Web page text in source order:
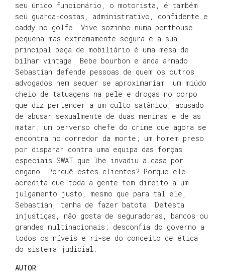
seu único funcionário, o motorista, é também
seu guarda-costas, administrativo, confidente e
caddy no golfe. Vive sozinho numa penthouse
pequena mas extremamente segura e a sua
principal peça de mobiliário é uma mesa de
bilhar vintage. Bebe bourbon e anda armado.
Sebastian defende pessoas de quem os outros
advogados nem sequer se aproximariam: um miúdo
cheio de tatuagens na pele e drogas no corpo
que diz pertencer a um culto satânico, acusado
de abusar sexualmente de duas meninas e de as
matar; um perverso chefe do crime que agora se
encontra no corredor da morte; um homem preso
por disparar contra uma equipa das forças
especiais SWAT que lhe invadiu a casa por
engano. Porquê estes clientes? Porque ele
acredita que toda a gente tem direito a um
julgamento justo, mesmo que para tal ele,
Sebastian, tenha de fazer batota. Detesta
injustiças, não gosta de seguradoras, bancos ou
grandes multinacionais; desconfia do governo a
todos os níveis e ri-se do conceito de ética
do sistema judicial.
AUTOR